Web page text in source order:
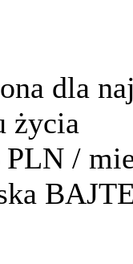
dla
życia
/